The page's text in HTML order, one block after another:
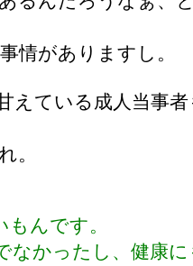
情がありますし。
ている成人当事者
んです。
なかったし、健康